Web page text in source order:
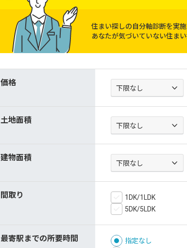
住まい探しの自分軸診断を実施
あなたが気づいていない住ま
価格
土地面積
建物面積
間取り 1DK/1LDK
5DK/5LDK
最寄駅までの所要時間 指定なし